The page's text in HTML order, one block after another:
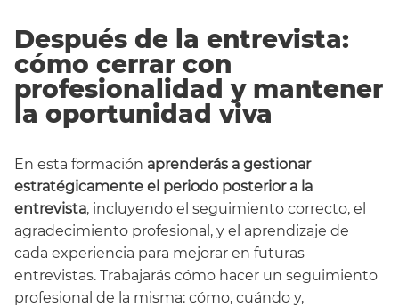
Después de la entrevista:
cómo cerrar con
profesionalidad y mantener
la oportunidad viva
En esta formación aprenderás a gestionar
estratégicamente el periodo posterior a la
entrevista, incluyendo el seguimiento correcto, el
agradecimiento profesional, y el aprendizaje de
cada experiencia para mejorar en futuras
entrevistas. Trabajarás cómo hacer un seguimiento
profesional de la misma: cómo, cuándo y,